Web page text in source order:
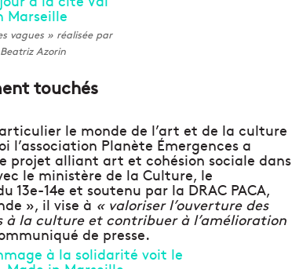
vagues » réalisée par
Azorin
touchés
le monde de l’art et de la culture
l’association Planète Émergences a
projet alliant art et cohésion sociale dans
le ministère de la Culture, le
14e et soutenu par la DRAC PACA,
», il vise à « valoriser l’ouverture des
la culture et contribuer à l’amélioration
de presse.